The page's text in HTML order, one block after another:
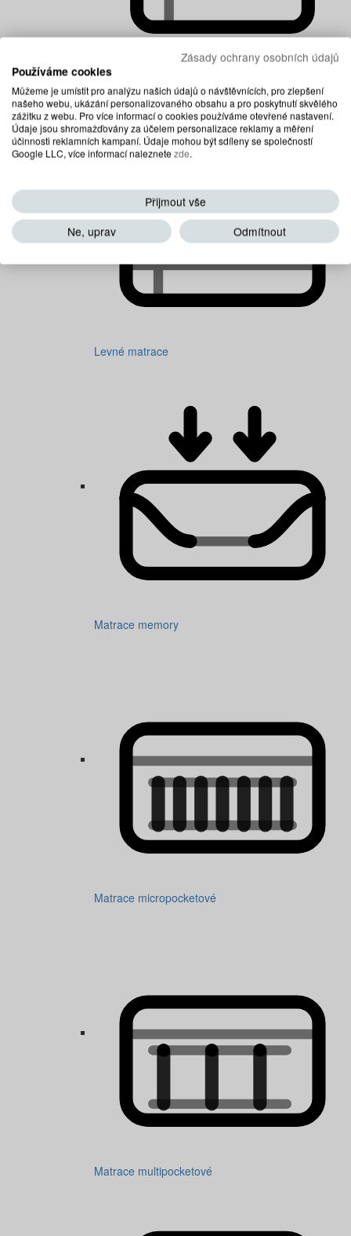
Dětské matrace
Levné matrace
Matrace memory
Matrace micropocketové
Matrace multipocketové
Zásady ochrany osobních údajů
Používáme cookies
Můžeme je umístit pro analýzu našich údajů o návštěvnících, pro zlepšení
našeho webu, ukázání personalizovaného obsahu a pro poskytnutí skvělého
zážitku z webu. Pro více informací o cookies používáme otevřené nastavení.
Údaje jsou shromažďovány za účelem personalizace reklamy a měření
účinnosti reklamních kampaní. Údaje mohou být sdíleny se společností
Google LLC, více informací naleznetezde.
Přijmout vše
Ne, uprav
Odmítnout